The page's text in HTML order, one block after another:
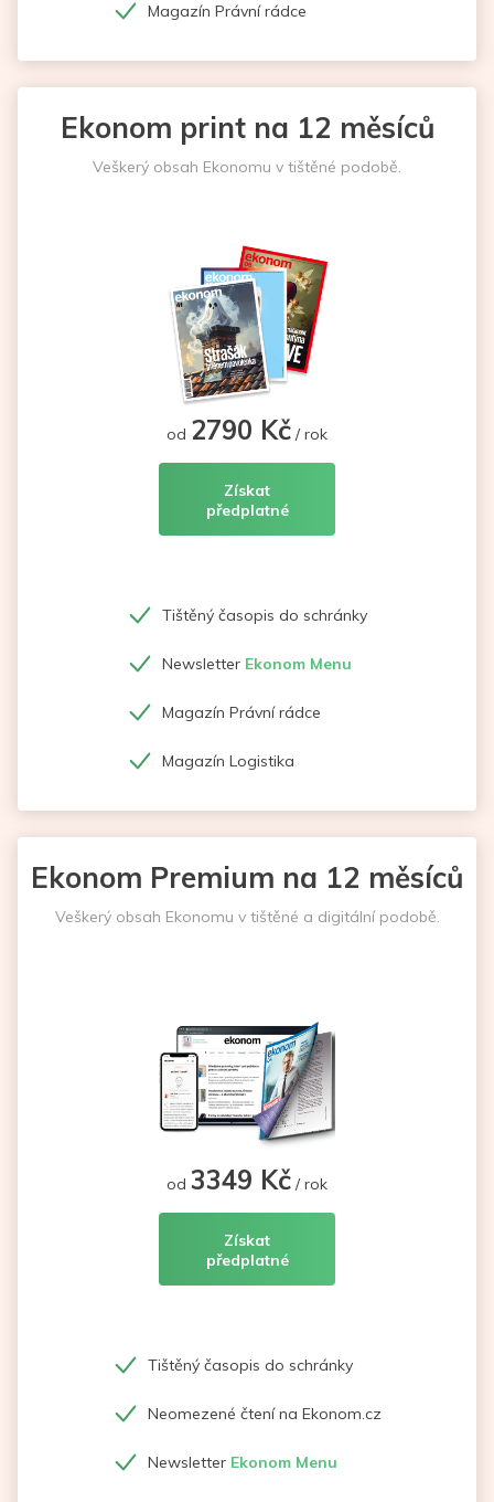
Magazín Právní rádce
Ekonom print na 12 měsíců
Veškerý obsah Ekonomu v tištěné podobě.
od 2790 Kč / rok
Získat
předplatné
Tištěný časopis do schránky
Newsletter Ekonom Menu
Magazín Právní rádce
Magazín Logistika
Ekonom Premium na 12 měsíců
Veškerý obsah Ekonomu v tištěné a digitální podobě.
od 3349 Kč / rok
Získat
předplatné
Tištěný časopis do schránky
Neomezené čtení na Ekonom.cz
Newsletter Ekonom Menu